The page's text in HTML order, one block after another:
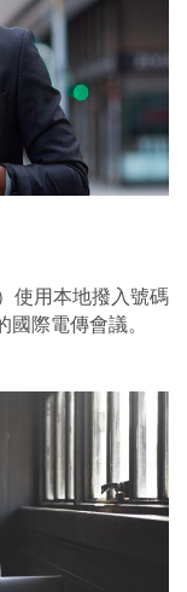
使用本地撥入號碼
際電傳會議。